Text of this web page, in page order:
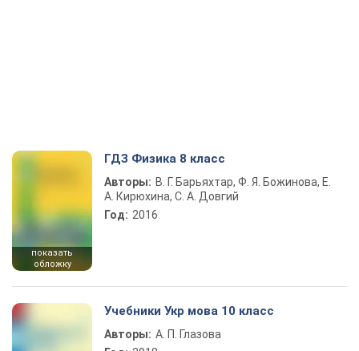
показать
обложку
ГДЗ Физика 8 класс
Авторы: В. Г. Барьяхтар, Ф. Я. Божинова, Е.
А. Кирюхина, С. А. Довгий
Год: 2016
Учебники Укр мова 10 класс
Авторы: А. П. Глазова